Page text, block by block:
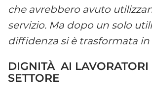
che avrebbero avuto
servizio. Ma dopo un solo
diffidenza si è trasformata
DIGNITÀ AI LAVORATORI
SETTORE